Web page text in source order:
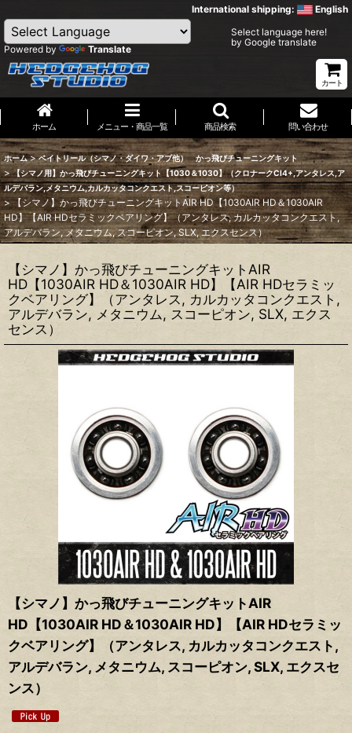
International shipping: English
Powered by Translate
Select language here!
by Google translate
カート
ホーム メニュー・商品一覧 商品検索 問い合わせ
ホーム > ベイトリール（シマノ・ダイワ・アブ他） かっ飛びチューニングキット
> 【シマノ用】かっ飛びチューニングキット【1030＆1030】（クロナークCI4+,アンタレス,ア
ルデバラン,メタニウム,カルカッタコンクエスト,スコーピオン等）
> 【シマノ】かっ飛びチューニングキットAIR HD【1030AIR HD＆1030AIR
HD】【AIR HDセラミックベアリング】（アンタレス, カルカッタコンクエスト,
アルデバラン, メタニウム, スコーピオン, SLX, エクスセンス）
【シマノ】かっ飛びチューニングキットAIR
HD【1030AIR HD＆1030AIR HD】【AIR HDセラミッ
クベアリング】（アンタレス, カルカッタコンクエスト,
アルデバラン, メタニウム, スコーピオン, SLX, エクス
センス）
【シマノ】かっ飛びチューニングキットAIR
HD【1030AIR HD＆1030AIR HD】【AIR HDセラミッ
クベアリング】（アンタレス, カルカッタコンクエスト,
アルデバラン, メタニウム, スコーピオン, SLX, エクスセ
ンス）